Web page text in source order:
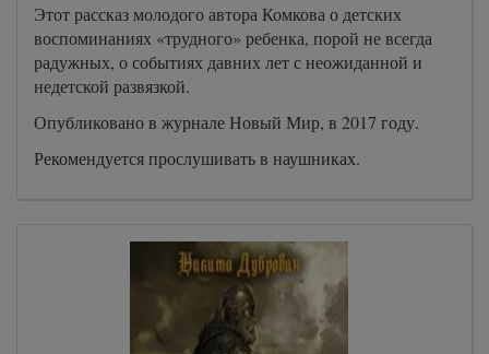
Этот рассказ молодого автора Комкова о детских
воспоминаниях «трудного» ребенка, порой не всегда
радужных, о событиях давних лет с неожиданной и
недетской развязкой.
Опубликовано в журнале Новый Мир, в 2017 году.
Рекомендуется прослушивать в наушниках.